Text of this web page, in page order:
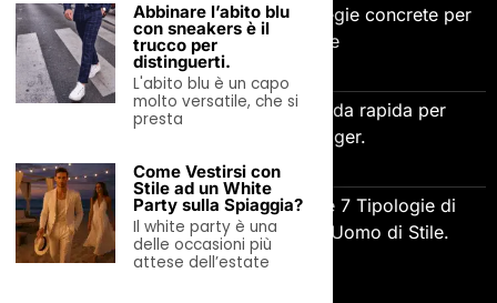
Come gestire la gelosia: 5 strategie concrete per
relazioni più sane
7 Agosto 2026
Adaptive Leadership e AI: guida rapida per
imprenditori e manager.
7 Agosto 2026
L’Arte delle Scarpe Eleganti: Le 7 Tipologie di
Calzature Indispensabili per l’Uomo di Stile.
7 Agosto 2026
Abbinare l’abito blu
con sneakers è il
trucco per
distinguerti.
L'abito blu è un capo
molto versatile, che si
presta
Come Vestirsi con
Stile ad un White
Party sulla Spiaggia?
Il white party è una
delle occasioni più
attese dell’estate